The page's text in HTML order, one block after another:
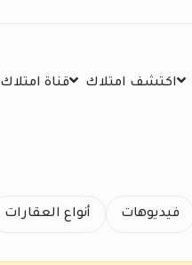
اكتشف امتلاك قناة امتلاك
فيديوهات أنواع العقارات